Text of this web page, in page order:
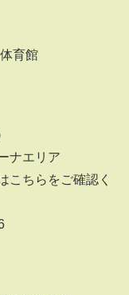
育館
ナエリア
こちらをご確認く